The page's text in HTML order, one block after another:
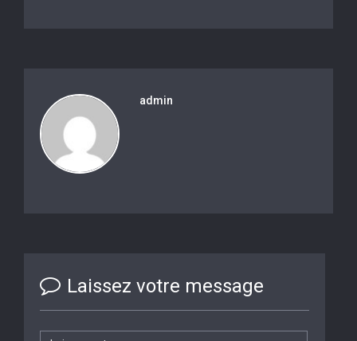
admin
Laissez votre message